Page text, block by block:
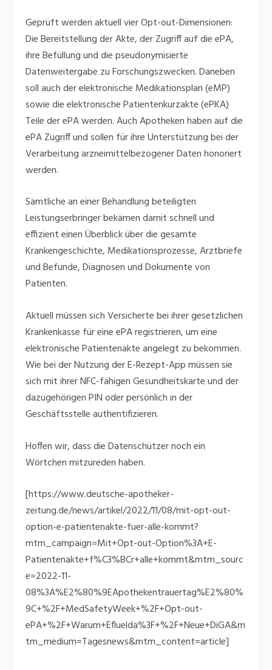
Geprüft werden aktuell vier Opt-out-Dimensionen:
Die Bereitstellung der Akte, der Zugriff auf die ePA,
ihre Befüllung und die pseudonymisierte
Datenweitergabe zu Forschungszwecken. Daneben
soll auch der elektronische Medikationsplan (eMP)
sowie die elektronische Patientenkurzakte (ePKA)
Teile der ePA werden. Auch Apotheken haben auf die
ePA Zugriff und sollen für ihre Unterstützung bei der
Verarbeitung arzneimittelbezogener Daten honoriert
werden.
Sämtliche an einer Behandlung beteiligten
Leistungserbringer bekämen damit schnell und
effizient einen Überblick über die gesamte
Krankengeschichte, Medikationsprozesse, Arztbriefe
und Befunde, Diagnosen und Dokumente von
Patienten.
Aktuell müssen sich Versicherte bei ihrer gesetzlichen
Krankenkasse für eine ePA registrieren, um eine
elektronische Patientenakte angelegt zu bekommen.
Wie bei der Nutzung der E-Rezept-App müssen sie
sich mit ihrer NFC-fähigen Gesundheitskarte und der
dazugehörigen PIN oder persönlich in der
Geschäftsstelle authentifizieren.
Hoffen wir, dass die Datenschützer noch ein
Wörtchen mitzureden haben.
[https://www.deutsche-apotheker-
zeitung.de/news/artikel/2022/11/08/mit-opt-out-
option-e-patientenakte-fuer-alle-kommt?
mtm_campaign=Mit+Opt-out-Option%3A+E-
Patientenakte+f%C3%BCr+alle+kommt&mtm_sourc
e=2022-11-
08%3A%E2%80%9EApothekentrauertag%E2%80%
9C+%2F+MedSafetyWeek+%2F+Opt-out-
ePA+%2F+Warum+Efluelda%3F+%2F+Neue+DiGA&m
tm_medium=Tagesnews&mtm_content=article]